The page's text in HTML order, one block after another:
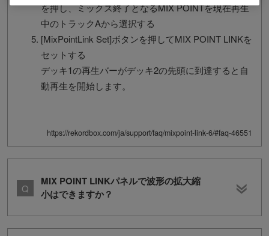
を押し、ミックス終了となるMIX POINTを現在再生
中のトラックAから選択する
[MixPointLink Set]ボタンを押してMIX POINT LINKを
セットする
デッキ1の再生バーがデッキ2の先頭に到達すると自
動再生を開始します。
https://rekordbox.com/ja/support/faq/mixpoint-link-6/#faq-46551
MIX POINT LINKパネルで波形の拡大縮
小はできますか？